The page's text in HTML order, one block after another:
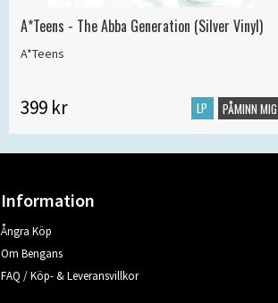
A*Teens - The Abba Generation (Silver Vinyl)
A*Teens
399 kr LP PÅMINN MIG
Information
Ångra Köp
Om Bengans
FAQ / Köp- & Leveransvillkor